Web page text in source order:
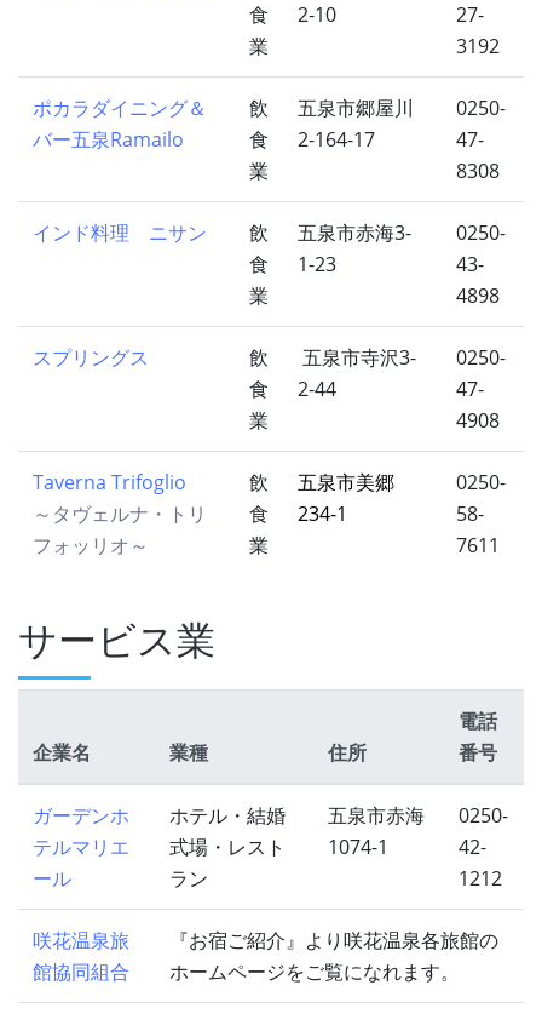
食
業
2-10
27-
3192
ポカラダイニング＆
バー五泉Ramailo
飲
食
業
五泉市郷屋川
2-164-17
0250-
47-
8308
インド料理 ニサン
飲
食
業
五泉市赤海3-
1-23
0250-
43-
4898
スプリングス
飲
食
業
五泉市寺沢3-
2-44
0250-
47-
4908
Taverna Trifoglio
～タヴェルナ・トリ
フォッリオ～
飲
食
業
五泉市美郷
234-1
0250-
58-
7611
サービス業
企業名 業種 住所
電話
番号
ガーデンホ
テルマリエ
ール
ホテル・結婚
式場・レスト
ラン
五泉市赤海
1074-1
0250-
42-
1212
咲花温泉旅
館協同組合
『お宿ご紹介』より咲花温泉各旅館の
ホームページをご覧になれます。